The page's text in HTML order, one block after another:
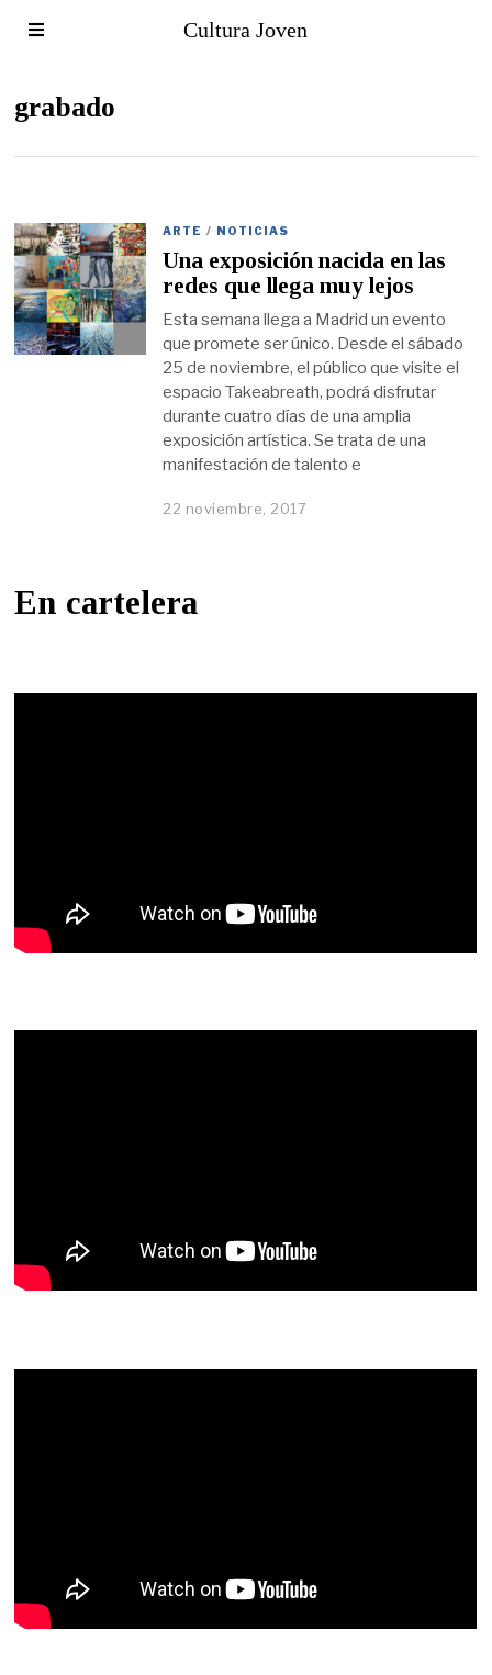
Cultura Joven
grabado
ARTE / NOTICIAS
Una exposición nacida en las
redes que llega muy lejos
Esta semana llega a Madrid un evento
que promete ser único. Desde el sábado
25 de noviembre, el público que visite el
espacio Takeabreath, podrá disfrutar
durante cuatro días de una amplia
exposición artística. Se trata de una
manifestación de talento e
22 noviembre, 2017
En cartelera